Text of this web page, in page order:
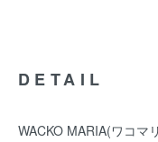
DETAIL
WACKO MARIA(ワコマ